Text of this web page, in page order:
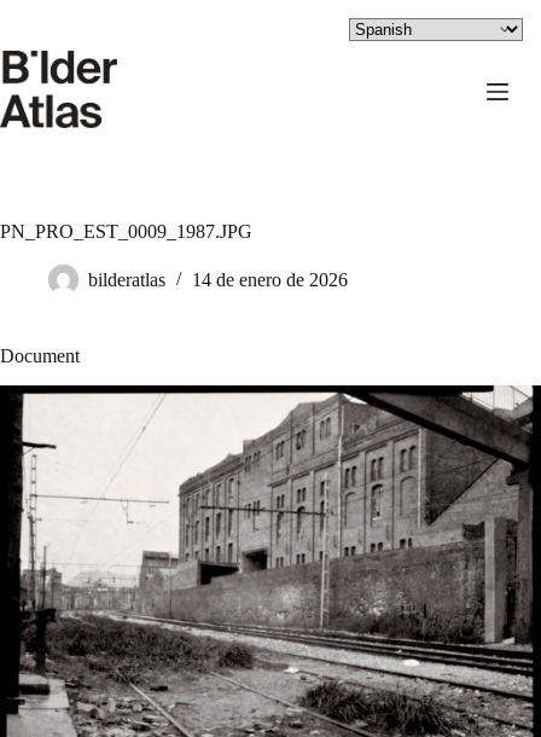
contenido
PN_PRO_EST_0009_1987.JPG
bilderatlas 14 de enero de 2026
Document